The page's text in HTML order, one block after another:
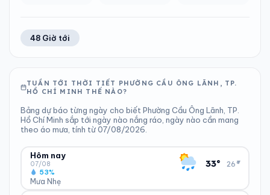
48 Giờ tới
TUẦN TỚI THỜI TIẾT PHƯỜNG CẦU ÔNG LÃNH, TP.
HỒ CHÍ MINH THẾ NÀO?
Bảng dự báo từng ngày cho biết Phường Cầu Ông Lãnh, TP.
Hồ Chí Minh sắp tới ngày nào nắng ráo, ngày nào cần mang
theo áo mưa, tính từ 07/08/2026.
Hôm nay
07/08
Mưa Nhẹ
53%
33° 26°
▾